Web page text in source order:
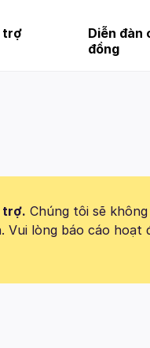
trợ
Diễn đàn
đồng
trợ. Chúng tôi sẽ
Vui lòng báo cáo